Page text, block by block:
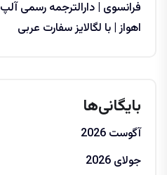
فرانسوی | دارالترجمه رسمی آلپ
اهواز | با لگالایز سفارت عربی
بایگانی‌ها
آگوست 2026
جولای 2026